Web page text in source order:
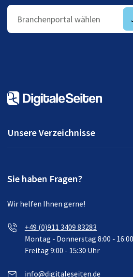
Branchenportal wählen
Unsere Verzeichnisse
Sie haben Fragen?
Wir helfen Ihnen gerne!
+49 (0)911 3409 83283
Montag - Donnerstag 8:00 -
Freitag 9:00 - 15:30 Uhr
info@digitaleseiten.de